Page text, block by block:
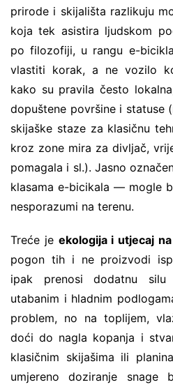
prirode i skijališta razlikuju
koja tek asistira ljudskom
po filozofiji, u rangu e-
vlastiti korak, a ne vozilo
kako su pravila često
dopuštene površine i statuse
skijaške staze za klasičnu
kroz zone mira za divljač,
pomagala i sl.). Jasno
klasama e-bicikala — mogle
nesporazumi na terenu.
Treće je ekologija i utjecaj
pogon tih i ne proizvodi
ipak prenosi dodatnu
utabanim i hladnim
problem, no na toplijem,
doći do nagla kopanja i
klasičnim skijašima ili
umjereno doziranje